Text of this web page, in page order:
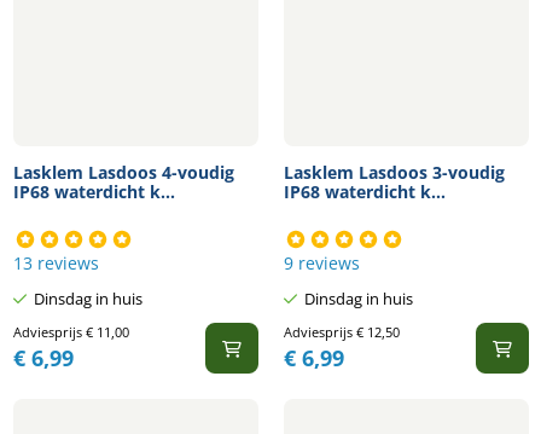
Lasklem Lasdoos 4-voudig
IP68 waterdicht k...
13 reviews
Dinsdag in huis
Adviesprijs €11,00
€6,99
Lasklem Lasdoos 3-voudig
IP68 waterdicht k...
9 reviews
Dinsdag in huis
Adviesprijs €12,50
€6,99